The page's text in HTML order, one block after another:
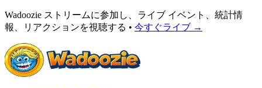
Wadoozie ストリームに参加し、ライブ イベント、統計情
報、リアクションを視聴する • 今すぐライブ →